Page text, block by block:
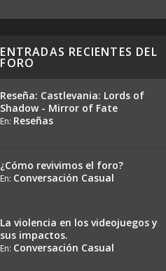
ENTRADAS RECIENTES DEL
FORO
Reseña: Castlevania: Lords of
Shadow - Mirror of Fate
En: Reseñas
¿Cómo revivimos el foro?
En: Conversación Casual
La violencia en los videojuegos y
sus impactos.
En: Conversación Casual